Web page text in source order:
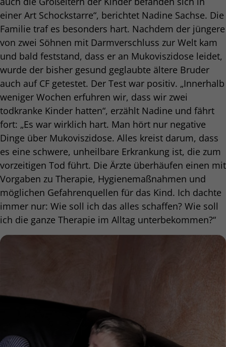
einer Art Schockstarre“, berichtet Nadine Sachse. Die
Familie traf es besonders hart. Nachdem der jüngere
von zwei Söhnen mit Darmverschluss zur Welt kam
und bald feststand, dass er an Mukoviszidose leidet,
wurde der bisher gesund geglaubte ältere Bruder
auch auf CF getestet. Der Test war positiv. „Innerhalb
weniger Wochen erfuhren wir, dass wir zwei
todkranke Kinder hatten“, erzählt Nadine und fährt
fort: „Es war wirklich hart. Man hört nur negative
Dinge über Mukoviszidose. Alles kreist darum, dass
es eine schwere, unheilbare Erkrankung ist, die zum
vorzeitigen Tod führt. Die Ärzte überhäufen einen mit
Vorgaben zu Therapie, Hygienemaßnahmen und
möglichen Gefahrenquellen für das Kind. Ich dachte
immer nur: Wie soll ich das alles schaffen? Wie soll
ich die ganze Therapie im Alltag unterbekommen?“